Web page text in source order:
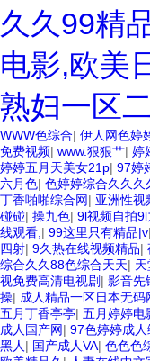
久久99精
电影,欧美
熟妇一区
WWW色综合| 伊人网色婷
免费视频| www.狠狠艹| 婷
婷婷五月天美女21p| 97婷
六月色| 色婷婷综合久久久
丁香啪啪综合网| 亚洲性视
碰碰| 操九色| 9l视频自拍9l
线观看, | 99这里只有精品|v|
四射| 9久热在线视频精品|
综合久久88色综合天天|
视免费高清电视剧 | 影音先
操| 成人精品一区日本无码
五月丁香亭亭| 五月婷婷电
成人国产网| 97色婷婷成
黑人 | 国产成人VA| 色色色